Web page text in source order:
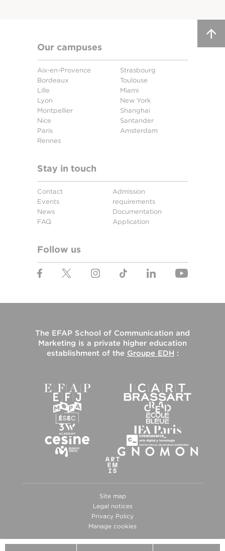
Our campuses
Aix-en-Provence
Bordeaux
Lille
Lyon
Montpellier
Nice
Paris
Rennes
Strasbourg
Toulouse
Miami
New York
Shanghai
Santander
Amsterdam
Stay in touch
Contact
Events
News
FAQ
Admission
requirements
Documentation
Application
Follow us
The EFAP School of Communication and
Marketing is a private higher education
establishment of the Groupe EDH :
Site map
Legal notices
Privacy Policy
Manage cookies